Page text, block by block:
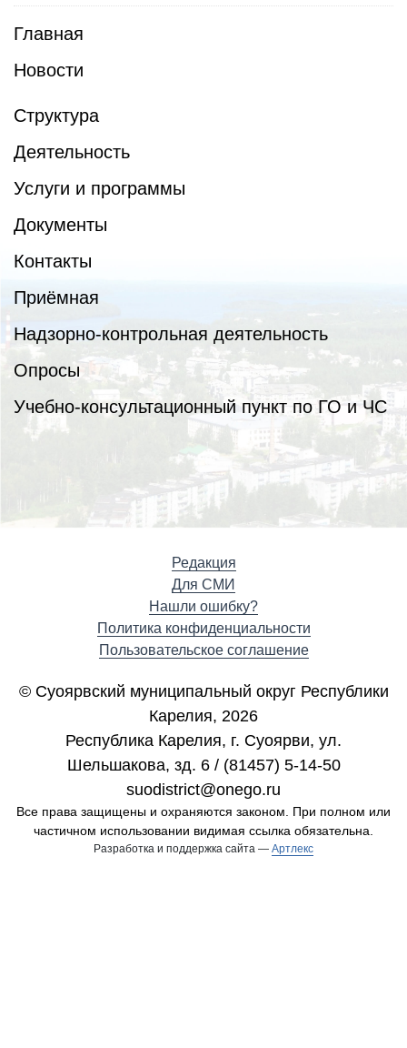
Главная
Новости
Структура
Деятельность
Услуги и программы
Документы
Контакты
Приёмная
Надзорно-контрольная деятельность
Опросы
Учебно-консультационный пункт по ГО и ЧС
Редакция
Для СМИ
Нашли ошибку?
Политика конфиденциальности
Пользовательское соглашение
© Суоярвский муниципальный округ Республики
Карелия, 2026
Республика Карелия, г. Cуоярви, ул.
Шельшакова, зд. 6 / (81457) 5-14-50
suodistrict@onego.ru
Все права защищены и охраняются законом. При полном или
частичном использовании видимая ссылка обязательна.
Разработка и поддержка сайта — Артлекс